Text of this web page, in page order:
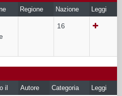
Regione Nazione Leggi
16
il Autore Categoria Leggi